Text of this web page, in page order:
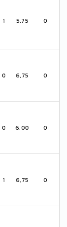
1 5,75 0
0 6,75 0
0 6,00 0
1 6,75 0